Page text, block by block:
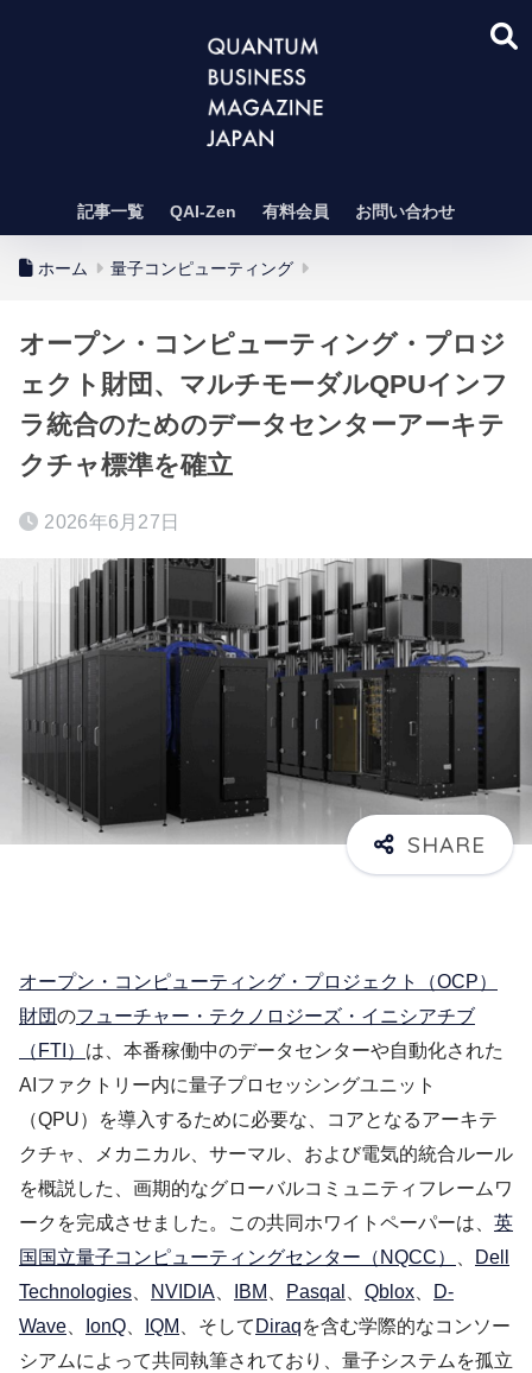
記事一覧 QAI-Zen 有料会員 お問い合わせ
ホーム 量子コンピューティング
オープン・コンピューティング・プロジ
ェクト財団、マルチモーダルQPUインフ
ラ統合のためのデータセンターアーキテ
クチャ標準を確立
2026年6月27日
オープン・コンピューティング・プロジェクト（OCP）
財団のフューチャー・テクノロジーズ・イニシアチブ
（FTI） は、本番稼働中のデータセンターや自動化された
AIファクトリー内に量子プロセッシングユニット
（QPU）を導入するために必要な、コアとなるアーキテ
クチャ、メカニカル、サーマル、および電気的統合ルール
を概説した、画期的なグローバルコミュニティフレームワ
ークを完成させました。この共同ホワイトペーパーは、 英
国国立量子コンピューティングセンター（NQCC）
Dell
Technologies
NVIDIA IBM Pasqal Qblox
D-
Wave
IonQ IQM 、そして Diraqを含む学際的なコンソー
シアムによって共同執筆されており、量子システムを孤立